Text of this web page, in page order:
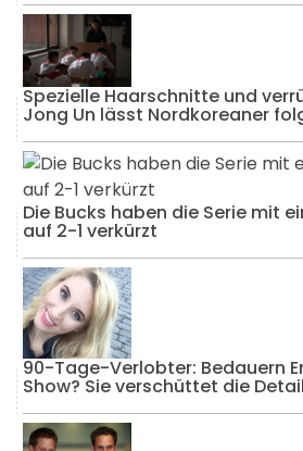
Spezielle Haarschnitte und
Jong Un lässt Nordkoreaner
Die Bucks haben die Serie mit
auf 2-1 verkürzt
90-Tage-Verlobter: Bedauern
Show? Sie verschüttet die